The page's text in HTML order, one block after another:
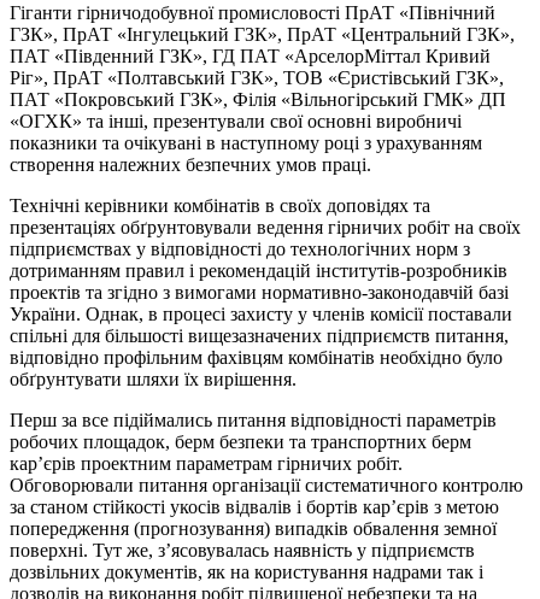
Гіганти гірничодобувної промисловості ПрАТ «Північний
ГЗК», ПрАТ «Інгулецький ГЗК», ПрАТ «Центральний ГЗК»,
ПАТ «Південний ГЗК», ГД ПАТ «АрселорМіттал Кривий
Ріг», ПрАТ «Полтавський ГЗК», ТОВ «Єристівський ГЗК»,
ПАТ «Покровський ГЗК», Філія «Вільногірський ГМК» ДП
«ОГХК» та інші, презентували свої основні виробничі
показники та очікувані в наступному році з урахуванням
створення належних безпечних умов праці.
Технічні керівники комбінатів в своїх доповідях та
презентаціях обґрунтовували ведення гірничих робіт на своїх
підприємствах у відповідності до технологічних норм з
дотриманням правил і рекомендацій інститутів-розробників
проектів та згідно з вимогами нормативно-законодавчій базі
України. Однак, в процесі захисту у членів комісії поставали
спільні для більшості вищезазначених підприємств питання,
відповідно профільним фахівцям комбінатів необхідно було
обґрунтувати шляхи їх вирішення.
Перш за все підіймались питання відповідності параметрів
робочих площадок, берм безпеки та транспортних берм
кар’єрів проектним параметрам гірничих робіт.
Обговорювали питання організації систематичного контролю
за станом стійкості укосів відвалів і бортів кар’єрів з метою
попередження (прогнозування) випадків обвалення земної
поверхні. Тут же, з’ясовувалась наявність у підприємств
дозвільних документів, як на користування надрами так і
дозволів на виконання робіт підвищеної небезпеки та на